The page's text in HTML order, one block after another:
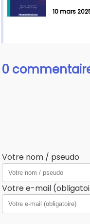
10 mars
0
Votre nom / pseudo
Votre e-mail